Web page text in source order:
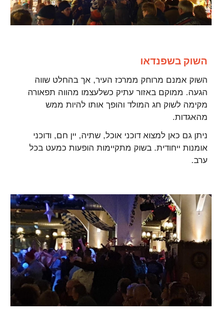
השוק בשפנדאו
השוק אמנם מרוחק ממרכז העיר, אך בהחלט שווה
הגעה. ממוקם באזור עתיק כשלעצמו מהווה תפאורה
מקימה לשוק חג המולד והופך אותו להיות ממש
מהאגדות.
ניתן גם כאן למצוא דוכני אוכל, שתיה, יין חם, ודוכני
אומנות ייחודית. בשוק מתקיימות הופעות כמעט בכל
ערב.